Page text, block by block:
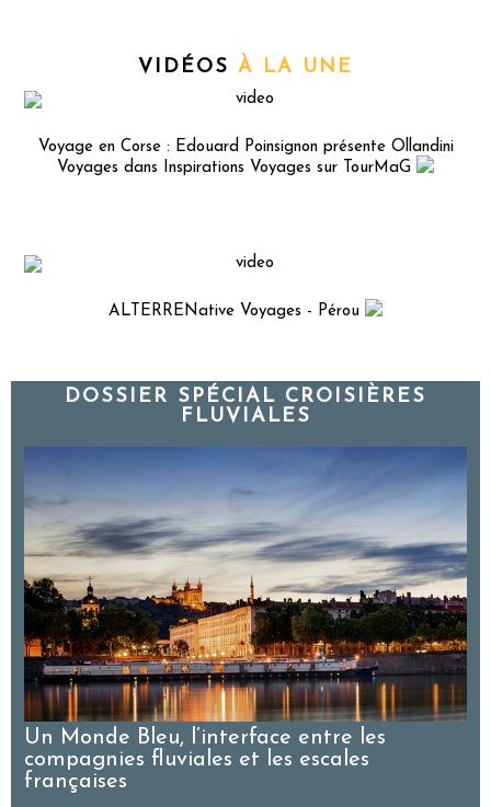
VIDÉOS À LA UNE
Voyage en Corse : Edouard Poinsignon présente Ollandini
Voyages dans Inspirations Voyages sur TourMaG
ALTERRENative Voyages - Pérou
DOSSIER SPÉCIAL CROISIÈRES
FLUVIALES
Un Monde Bleu, l’interface entre les
compagnies fluviales et les escales
françaises